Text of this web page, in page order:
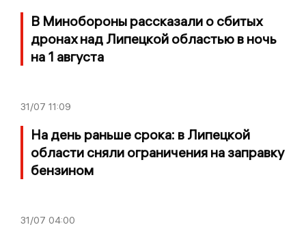
В Минобороны рассказали о сбитых
дронах над Липецкой областью в ночь
на 1 августа
31/07 11:09
На день раньше срока: в Липецкой
области сняли ограничения на заправку
бензином
31/07 04:00